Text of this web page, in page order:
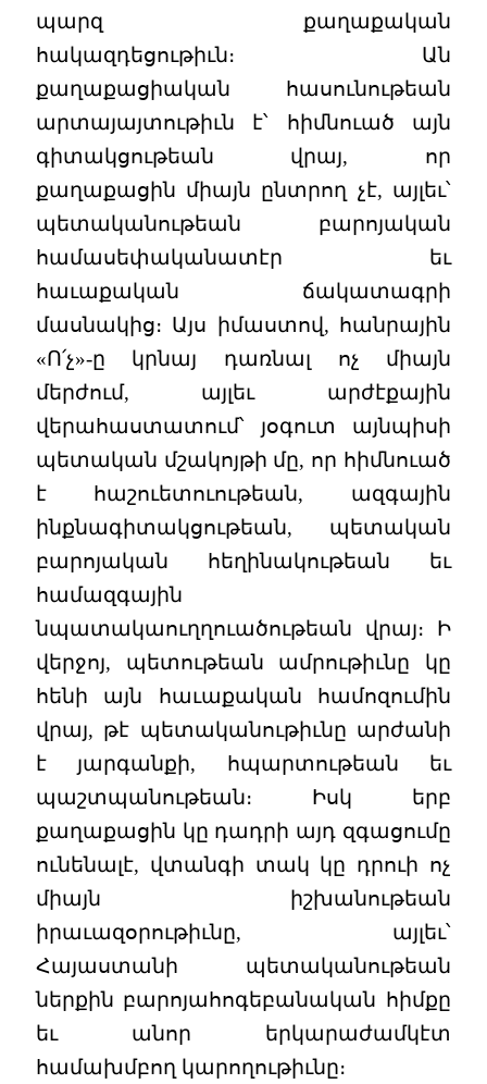
պարզ քաղաքական
հակազդեցութիւն։ Ան
քաղաքացիական հասունութեան
արտայայտութիւն է՝ հիմնուած այն
գիտակցութեան վրայ, որ
քաղաքացին միայն ընտրող չէ, այլեւ՝
պետականութեան բարոյական
համասեփականատէր եւ
հաւաքական ճակատագրի
մասնակից։ Այս իմաստով, հանրային
«Ո՛չ»-ը կրնայ դառնալ ոչ միայն
մերժում, այլեւ արժէքային
վերահաստատում՝ յօգուտ այնպիսի
պետական մշակոյթի մը, որ հիմնուած
է հաշուետուութեան, ազգային
ինքնագիտակցութեան, պետական
բարոյական հեղինակութեան եւ
համազգային
նպատակաուղղուածութեան վրայ։ Ի
վերջոյ, պետութեան ամրութիւնը կը
հենի այն հաւաքական համոզումին
վրայ, թէ պետականութիւնը արժանի
է յարգանքի, հպարտութեան եւ
պաշտպանութեան։ Իսկ երբ
քաղաքացին կը դադրի այդ զգացումը
ունենալէ, վտանգի տակ կը դրուի ոչ
միայն իշխանութեան
իրաւազօրութիւնը, այլեւ՝
Հայաստանի պետականութեան
ներքին բարոյահոգեբանական հիմքը
եւ անոր երկարաժամկէտ
համախմբող կարողութիւնը։